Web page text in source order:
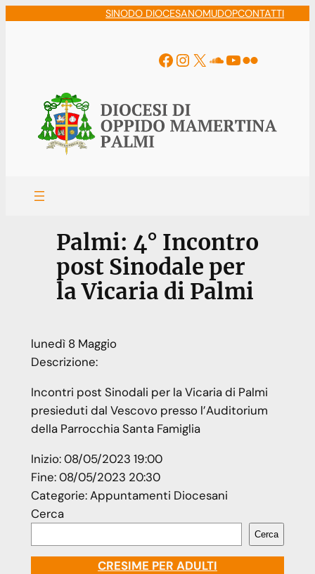
SINODO DIOCESANOMUDOPCONTATTI
Facebook
Instagram
X Soundcloud
YouTube
Flickr
Palmi: 4° Incontro
post Sinodale per
la Vicaria di Palmi
lunedì 8 Maggio
Descrizione:
Incontri post Sinodali per la Vicaria di Palmi
presieduti dal Vescovo presso l’Auditorium
della Parrocchia Santa Famiglia
Inizio:08/05/2023 19:00
Fine:08/05/2023 20:30
Categorie:Appuntamenti Diocesani
Cerca
Cerca
CRESIME PER ADULTI